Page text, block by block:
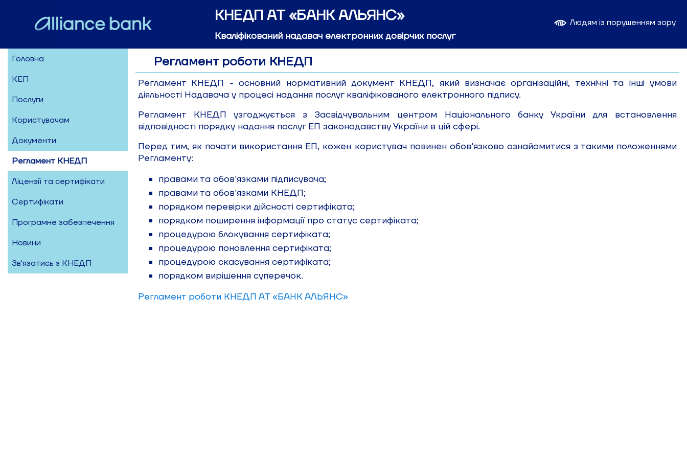
Людям із порушенням зору
КНЕДП АТ «БАНК АЛЬЯНС»
Кваліфікований надавач електронних довірчих послуг
Регламент роботи КНЕДП
Регламент КНЕДП - основний нормативний документ КНЕДП, який визначає організаційні, технічні та інші умови
діяльності Надавача у процесі надання послуг кваліфікованого електронного підпису.
Регламент КНЕДП узгоджується з Засвідчувальним центром Національного банку України для встановлення
відповідності порядку надання послуг ЕП законодавству України в цій сфері.
Перед тим, як почати використання ЕП, кожен користувач повинен обов'язково ознайомитися з такими положеннями
Регламенту:
правами та обов'язками підписувача;
правами та обов'язками КНЕДП;
порядком перевірки дійсності сертифіката;
порядком поширення інформації про статус сертифіката;
процедурою блокування сертифіката;
процедурою поновлення сертифіката;
процедурою скасування сертифіката;
порядком вирішення суперечок.
Регламент роботи КНЕДП АТ «БАНК АЛЬЯНС»
Головна
КЕП
Послуги
Користувачам
Документи
Регламент КНЕДП
Ліцензії та сертифікати
Сертифікати
Програмне забезпечення
Новини
Зв'язатись з КНЕДП